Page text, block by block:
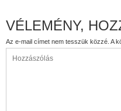
VÉLEMÉNY,
Az e-mail címet nem tesszük közzé. A